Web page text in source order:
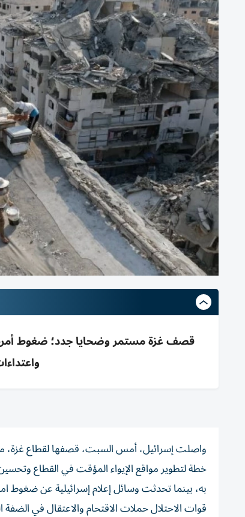
قصف غزة مستمر وضحايا جدد؛ ضغوط
واصلت إسرائيل، أمس السبت، قصفها لقطاع غزة،
خطة لتطوير مواقع الإيواء المؤقت في القطاع
به، بينما تحدثت وسائل إعلام إسرائيلية عن ضغوط
قوات الاحتلال حملات الاقتحام والاعتقال في